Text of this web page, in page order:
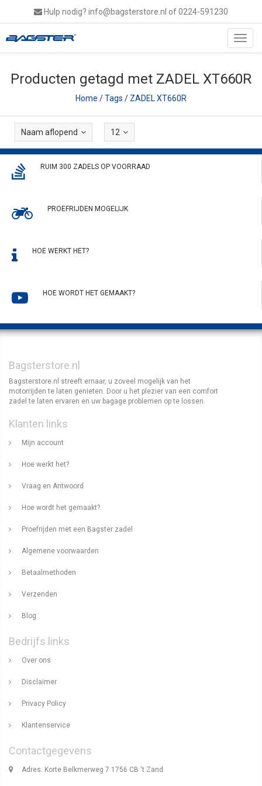
Hulp nodig? info@bagsterstore.nl of 0224-591230
Producten getagd met ZADEL XT660R
Home /Tags / ZADEL XT660R
Naam aflopend 12
RUIM 300 ZADELS OP VOORRAAD
PROEFRIJDEN MOGELIJK
HOE WERKT HET?
HOE WORDT HET GEMAAKT?
Bagsterstore.nl
Bagsterstore.nl streeft ernaar, u zoveel mogelijk van het
motorrijden te laten genieten. Door u het plezier van een comfort
zadel te laten ervaren en uw bagage problemen op te lossen.
Klanten links
Mijn account
Hoe werkt het?
Vraag en Antwoord
Hoe wordt het gemaakt?
Proefrijden met een Bagster zadel
Algemene voorwaarden
Betaalmethoden
Verzenden
Blog
Bedrijfs links
Over ons
Disclaimer
Privacy Policy
Klantenservice
Contactgegevens
Adres: Korte Belkmerweg 7 1756 CB 't Zand